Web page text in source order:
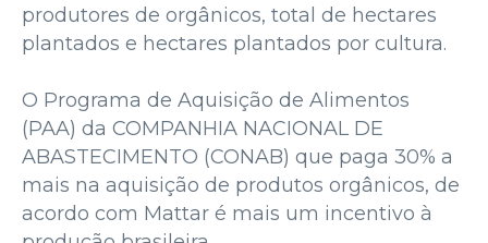
produtores de orgânicos, total de hectares
plantados e hectares plantados por cultura.
O Programa de Aquisição de Alimentos
(PAA) da COMPANHIA NACIONAL DE
ABASTECIMENTO (CONAB) que paga 30% a
mais na aquisição de produtos orgânicos, de
acordo com Mattar é mais um incentivo à